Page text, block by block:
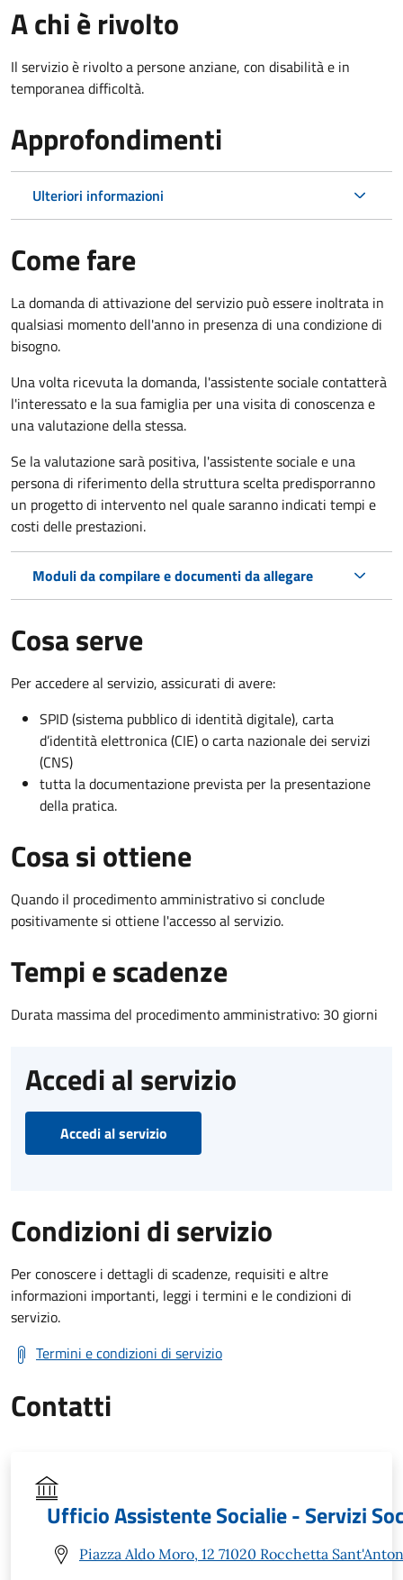
A chi è rivolto
Il servizio è rivolto a persone anziane, con disabilità e in
temporanea difficoltà.
Approfondimenti
Ulteriori informazioni
Come fare
La domanda di attivazione del servizio può essere inoltrata in
qualsiasi momento dell'anno in presenza di una condizione di
bisogno.
Una volta ricevuta la domanda, l'assistente sociale contatterà
l'interessato e la sua famiglia per una visita di conoscenza e
una valutazione della stessa.
Se la valutazione sarà positiva, l'assistente sociale e una
persona di riferimento della struttura scelta predisporranno
un progetto di intervento nel quale saranno indicati tempi e
costi delle prestazioni.
Moduli da compilare e documenti da allegare
Cosa serve
Per accedere al servizio, assicurati di avere:
SPID (sistema pubblico di identità digitale), carta
d’identità elettronica (CIE) o carta nazionale dei servizi
(CNS)
tutta la documentazione prevista per la presentazione
della pratica.
Cosa si ottiene
Quando il procedimento amministrativo si conclude
positivamente si ottiene l'accesso al servizio.
Tempi e scadenze
Durata massima del procedimento amministrativo: 30 giorni
Accedi al servizio
Accedi al servizio
Condizioni di servizio
Per conoscere i dettagli di scadenze, requisiti e altre
informazioni importanti, leggi i termini e le condizioni di
servizio.
Termini e condizioni di servizio
Contatti
Ufficio Assistente Socialie - Servizi
Piazza Aldo Moro, 12 71020 Rocchetta